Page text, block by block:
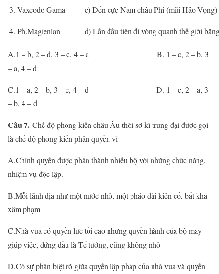
3. Vaxcođơ Gama
4. Ph.Magienlan
c) Đến cực Nam châu Phi (mũi Hảo Vọng)
d) Lần đầu tiên đi vòng quanh thế giới
A.1 – b, 2 – d, 3 – c, 4 – a B. 1 – c, 2 – b, 3
– a, 4 – d
C.1 – a, 2 – b, 3 – c, 4 – d D. 1 – c, 2 – a, 3
– b, 4 – d
Câu 7. Chế độ phong kiến châu Âu thời sơ kì trung đại được gọi
là chế độ phong kiến phân quyền vì
A.Chính quyền được phân thành nhiều bộ với những chức năng,
nhiệm vụ độc lập.
B.Mỗi lãnh địa như một nước nhỏ, một pháo đài kiên cố, bất khả
xâm phạm
C.Nhà vua có quyền lực tối cao nhưng quyền hành của bộ máy
giúp việc, đứng đầu là Tể tướng, cũng không nhỏ
D.Có sự phân biệt rõ giữa quyền lập pháp của nhà vua và quyền